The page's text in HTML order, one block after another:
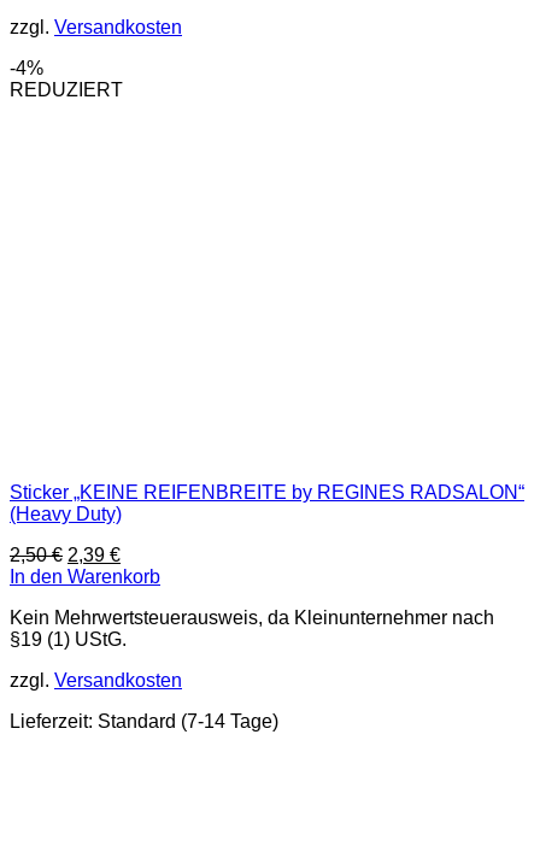
Varianten
Die
Optionen
zzgl. Versandkosten
-4%
REDUZIERT
Sticker „KEINE REIFENBREITE by REGINES RADSALON“
(Heavy Duty)
2,50€ Ursprünglicher
Preis
2,50 €
2,39 €Aktueller
Preis
2,39 €.
In den Warenkorb
Kein Mehrwertsteuerausweis, da Kleinunternehmer nach
§19 (1) UStG.
zzgl. Versandkosten
Lieferzeit: Standard (7-14 Tage)